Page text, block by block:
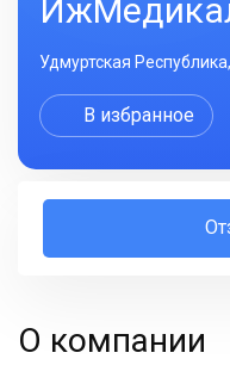
Удмуртская
В избранное
О компании